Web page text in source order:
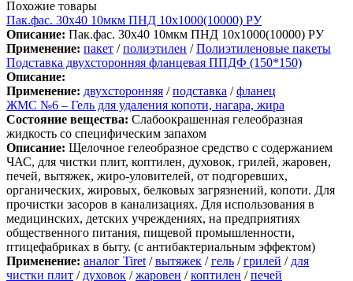
Похожие товары
Пак.фас. 30х40 10мкм ПНД 10х1000(10000) РУ
Описание: Пак.фас. 30х40 10мкм ПНД 10х1000(10000) РУ
Применение: пакет /полиэтилен /Полиэтиленовые пакеты
Подставка двухсторонняя фланцевая ППДФ (150*150)
Описание:
Применение: двухсторонняя /подставка /фланец
ЖМС №6 – Гель для удаления копоти, нагара, жира
Состояние вещества: Слабоокрашенная гелеобразная
жидкость со специфическим запахом
Описание: Щелочное гелеобразное средство с содержанием
ЧАС, для чистки плит, коптилен, духовок, грилей, жаровен,
печей, вытяжек, жиро-уловителей, от подгоревших,
органических, жировых, белковых загрязнений, копоти. Для
прочистки засоров в канализациях. Для использования в
медицинских, детских учреждениях, на предприятиях
общественного питания, пищевой промышленности,
птицефабриках в быту. (с антибактериальным эффектом)
Применение: аналог Tiret /вытяжек /гель /грилей / для
чистки плит / духовок /жаровен /коптилен /печей